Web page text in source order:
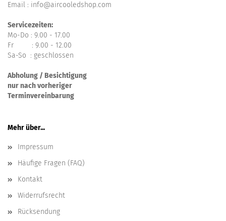
Email : info@aircooledshop.com
Servicezeiten:
Mo-Do : 9.00 - 17.00
Fr : 9.00 - 12.00
Sa-So : geschlossen
Abholung / Besichtigung
nur nach vorheriger
Terminvereinbarung
Mehr über...
Impressum
Häufige Fragen (FAQ)
Kontakt
Widerrufsrecht
Rücksendung